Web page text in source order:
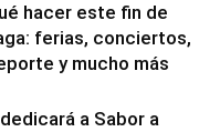
hacer este fin de
ferias, conciertos,
y mucho más
a Sabor a